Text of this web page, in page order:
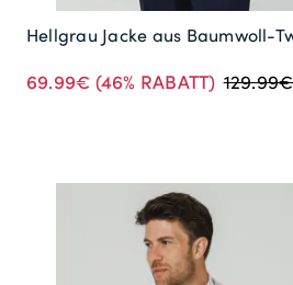
Hellgrau Jacke aus Baumwoll-
69.99€ (46% RABATT) 129.99€